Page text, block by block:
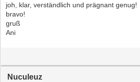
joh, klar, verständlich und prägnant genug!
bravo!
gruß
Ani
Nuculeuz